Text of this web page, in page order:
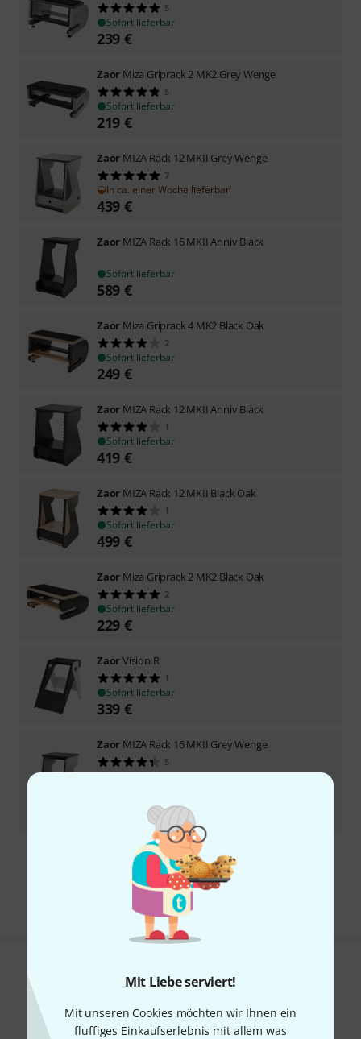
Mit Liebe serviert!
Mit unseren Cookies möchten wir Ihnen ein
fluffiges Einkaufserlebnis mit allem was
5
Sofort lieferbar
239 €
Zaor Miza Griprack 2 MK2 Grey Wenge
5
Sofort lieferbar
219 €
Zaor MIZA Rack 12 MKII Grey Wenge
7
In ca. einer Woche lieferbar
439 €
Zaor MIZA Rack 16 MKII Anniv Black
Sofort lieferbar
589 €
Zaor Miza Griprack 4 MK2 Black Oak
2
Sofort lieferbar
249 €
Zaor MIZA Rack 12 MKII Anniv Black
1
Sofort lieferbar
419 €
Zaor MIZA Rack 12 MKII Black Oak
1
Sofort lieferbar
499 €
Zaor Miza Griprack 2 MK2 Black Oak
2
Sofort lieferbar
229 €
ZaorVision R
1
Sofort lieferbar
339 €
Zaor MIZA Rack 16 MKII Grey Wenge
5
In 2–3 Wochen lieferbar
UVP: 684,25
Kostenloser Versand ab 29 €
Alle Preise inkl. MwSt.
Gefällt Ihnen, was Sie sehen?
Teilen Hilfe & Feedback